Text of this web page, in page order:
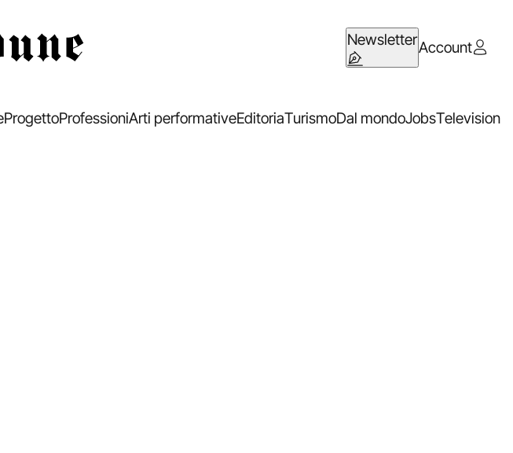
NewsletterAccount
ProgettoProfessioniArti performativeEditoriaTurismoDal mondoJobsTelevision